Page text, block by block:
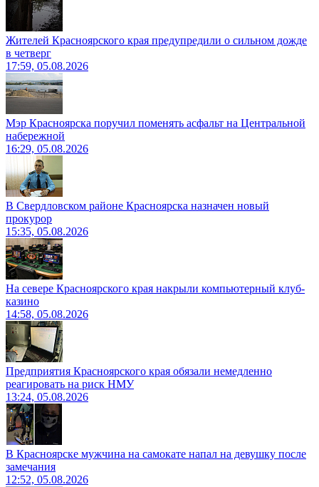
Жителей Красноярского края предупредили о сильном дожде
в четверг
17:59, 05.08.2026
Мэр Красноярска поручил поменять асфальт на Центральной
набережной
16:29, 05.08.2026
В Свердловском районе Красноярска назначен новый
прокурор
15:35, 05.08.2026
На севере Красноярского края накрыли компьютерный клуб-
казино
14:58, 05.08.2026
Предприятия Красноярского края обязали немедленно
реагировать на риск НМУ
13:24, 05.08.2026
В Красноярске мужчина на самокате напал на девушку после
замечания
12:52, 05.08.2026